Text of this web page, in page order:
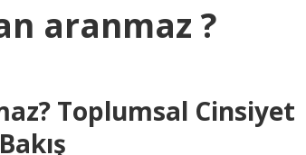
aranmaz ?
Toplumsal Cinsiyet